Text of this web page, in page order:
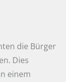
die Bürger
Dies
einem